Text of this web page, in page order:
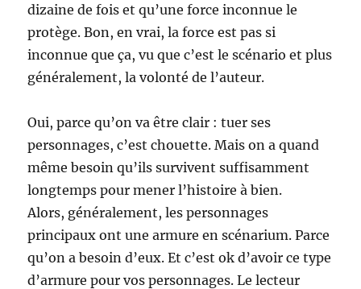
dizaine de fois et qu’une force inconnue le
protège. Bon, en vrai, la force est pas si
inconnue que ça, vu que c’est le scénario et plus
généralement, la volonté de l’auteur.
Oui, parce qu’on va être clair : tuer ses
personnages, c’est chouette. Mais on a quand
même besoin qu’ils survivent suffisamment
longtemps pour mener l’histoire à bien.
Alors, généralement, les personnages
principaux ont une armure en scénarium. Parce
qu’on a besoin d’eux. Et c’est ok d’avoir ce type
d’armure pour vos personnages. Le lecteur